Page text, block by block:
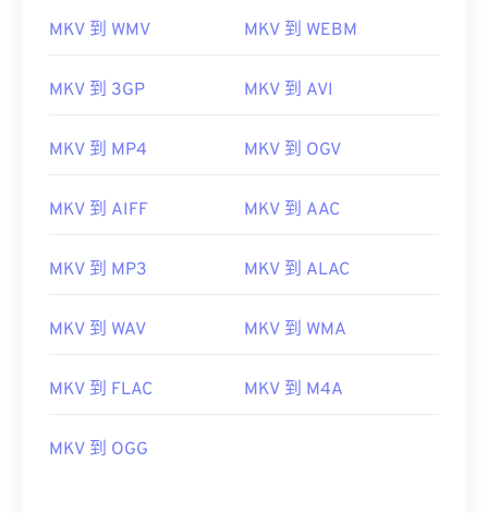
MKV 到 WMV MKV 到 WEBM
MKV 到 3GP MKV 到 AVI
MKV 到 MP4 MKV 到 OGV
MKV 到 AIFF MKV 到 AAC
MKV 到 MP3 MKV 到 ALAC
MKV 到 WAV MKV 到 WMA
MKV 到 FLAC MKV 到 M4A
MKV 到 OGG